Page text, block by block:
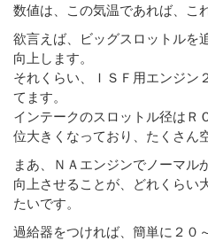
数値は、この気温であれば、こ
欲言えば、ビッグスロットルを
向上します。
それくらい、ＩＳＦ用エンジン
てます。
インテークのスロットル径はＲ
位大きくなっており、たくさん
まあ、ＮＡエンジンでノーマル
向上させることが、どれくらい
たいです。
過給器をつければ、簡単に２０